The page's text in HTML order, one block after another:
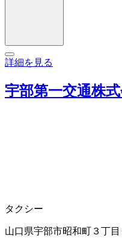
詳細を見る
宇部第一交通株
タクシー
山口県宇部市昭和町３丁目